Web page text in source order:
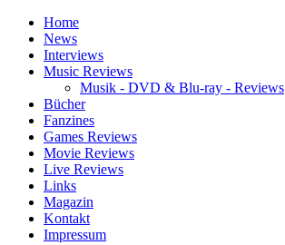
Home
News
Interviews
Music Reviews
Musik - DVD & Blu-ray - Reviews
Bücher
Fanzines
Games Reviews
Movie Reviews
Live Reviews
Links
Magazin
Kontakt
Impressum